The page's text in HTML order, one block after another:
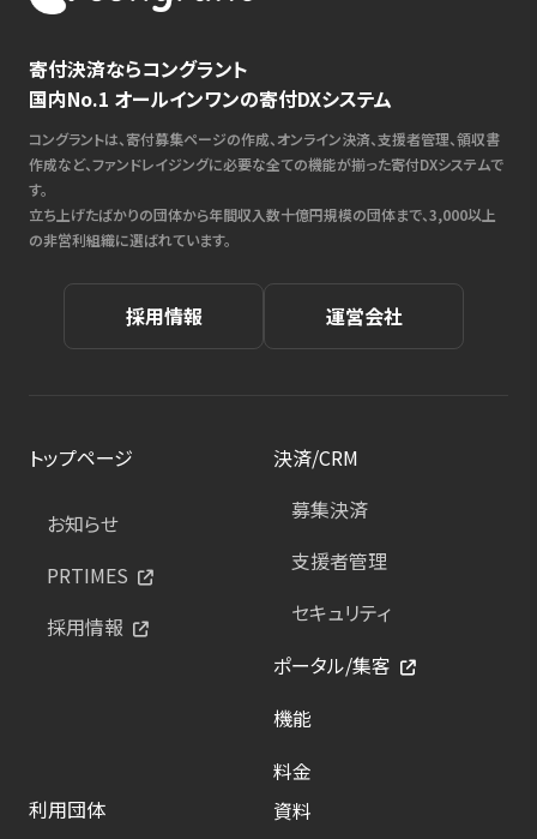
寄付決済ならコングラント
国内No.1 オールインワンの寄付DXシステム
コングラントは、寄付募集ページの作成、オンライン決済、支援者管理、領収書
作成など、ファンドレイジングに必要な全ての機能が揃った寄付DXシステムで
す。
立ち上げたばかりの団体から年間収入数十億円規模の団体まで、3,000以上
の非営利組織に選ばれています。
採用情報 運営会社
トップページ
お知らせ
PRTIMES
採用情報
決済/CRM
募集決済
支援者管理
セキュリティ
ポータル/集客
機能
料金
利用団体
資料